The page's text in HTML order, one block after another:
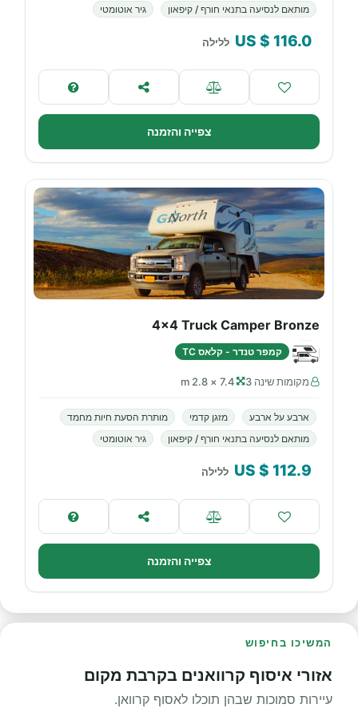
מותאם לנסיעה בתנאי חורף / קיפאון גיר אוטומטי
116.0
$ US ללילה
צפייה והזמנה
4x4 Truck Camper Bronze
קמפר טנדר - קלאס TC
מקומות שינה 3 7.4 × 2.8 m
ארבע על ארבע מזגן קדמי
מותרת הסעת חיות מחמד
מותאם לנסיעה בתנאי חורף / קיפאון
גיר אוטומטי
112.9
$ US ללילה
צפייה והזמנה
המשיכו בחיפוש
אזורי איסוף קרוואנים בקרבת מקום
עיירות סמוכות שבהן תוכלו לאסוף קרוואן.